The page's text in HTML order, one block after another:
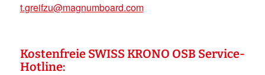
t.greifzu@magnumboard.com
Kostenfreie SWISS KRONO OSB Service-
Hotline: